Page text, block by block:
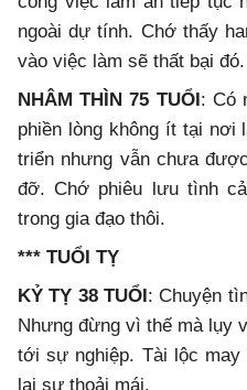
ngoài dự tính. Chớ thấy
vào việc làm sẽ thất bại
NHÂM THÌN 75 TUỔI: Có
phiền lòng không ít tại nơi
triển nhưng vẫn chưa
đỡ. Chớ phiêu lưu tình
trong gia đạo thôi.
*** TUỔI TỴ
KỶ TỴ 38 TUỔI: Chuyện
Nhưng đừng vì thế mà lụy
tới sự nghiệp. Tài lộc may
lại sự thoải mái.